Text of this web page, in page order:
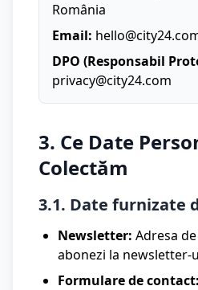
România
Email:
DPO (Responsabil
privacy@city24.com
3. Ce Date
Colectăm
3.1. Date furnizate
Newsletter: Adresa
abonezi la newsletter-
Formulare de contact: